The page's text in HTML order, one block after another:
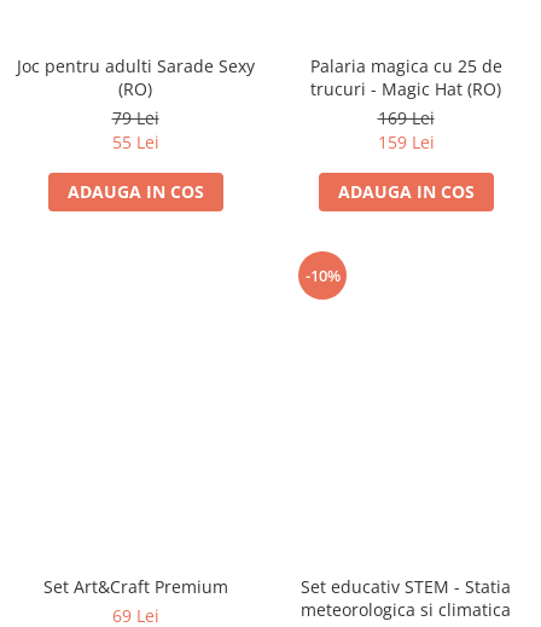
Joc pentru adulti Sarade Sexy
(RO)
79 Lei
55 Lei
ADAUGA IN COS
Palaria magica cu 25 de
trucuri - Magic Hat (RO)
169 Lei
159 Lei
ADAUGA IN COS
Set Art&Craft Premium
69 Lei
-10%
Set educativ STEM - Statia
meteorologica si climatica